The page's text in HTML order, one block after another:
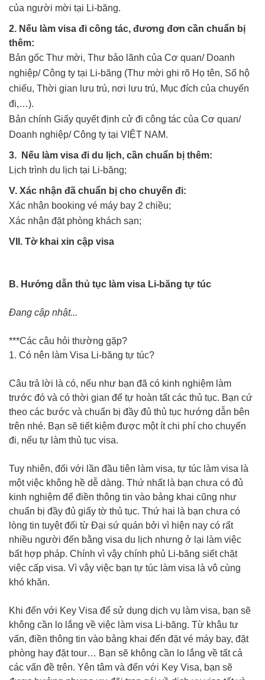
của người mời tại Li-băng.
2. Nếu làm visa đi công tác, đương đơn cần chuẩn bị
thêm:
Bản gốc Thư mời, Thư bảo lãnh của Cơ quan/ Doanh
nghiệp/ Công ty tại Li-băng (Thư mời ghi rõ Họ tên, Số hộ
chiếu, Thời gian lưu trú, nơi lưu trú, Mục đích của chuyến
đi,…).
Bản chính Giấy quyết định cử đi công tác của Cơ quan/
Doanh nghiệp/ Công ty tại VIỆT NAM.
3. Nếu làm visa đi du lịch, cần chuẩn bị thêm:
Lịch trình du lịch tại Li-băng;
V. Xác nhận đã chuẩn bị cho chuyến đi:
Xác nhận booking vé máy bay 2 chiều;
Xác nhận đặt phòng khách sạn;
VII. Tờ khai xin cập visa
B. Hướng dẫn thủ tục làm visa Li-băng tự túc
Đang cập nhật...
***Các câu hỏi thường gặp?
1. Có nên làm Visa Li-băng tự túc?
Câu trả lời là có, nếu như bạn đã có kinh nghiệm làm
trước đó và có thời gian để tự hoàn tất các thủ tục. Bạn cứ
theo các bước và chuẩn bị đầy đủ thủ tục hướng dẫn bên
trên nhé. Bạn sẽ tiết kiệm được một ít chi phí cho chuyến
đi, nếu tự làm thủ tục visa.
Tuy nhiên, đối với lần đầu tiên làm visa, tự túc làm visa là
một việc không hề dễ dàng. Thứ nhất là bạn chưa có đủ
kinh nghiệm để điền thông tin vào bảng khai cũng như
chuẩn bị đầy đủ giấy tờ thủ tục. Thứ hai là bạn chưa có
lòng tin tuyệt đối từ Đại sứ quán bởi vì hiện nay có rất
nhiều người đến bằng visa du lịch nhưng ở lại làm việc
bất hợp pháp. Chính vì vậy chính phủ Li-băng siết chặt
việc cấp visa. Vì vậy việc bạn tự túc làm visa là vô cùng
khó khăn.
Khi đến với Key Visa để sử dụng dịch vụ làm visa, bạn sẽ
không cần lo lắng về việc làm visa Li-băng. Từ khâu tư
vấn, điền thông tin vào bảng khai đến đặt vé máy bay, đặt
phòng hay đặt tour… Bạn sẽ không cần lo lắng về tất cả
các vấn đề trên. Yên tâm và đến với Key Visa, bạn sẽ